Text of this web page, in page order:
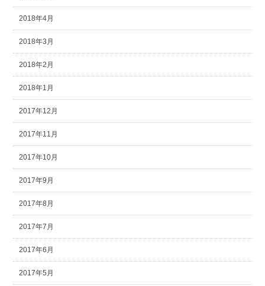
2018年4月
2018年3月
2018年2月
2018年1月
2017年12月
2017年11月
2017年10月
2017年9月
2017年8月
2017年7月
2017年6月
2017年5月